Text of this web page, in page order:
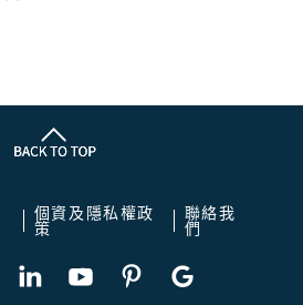
個資及隱私權政
策
聯絡我
們